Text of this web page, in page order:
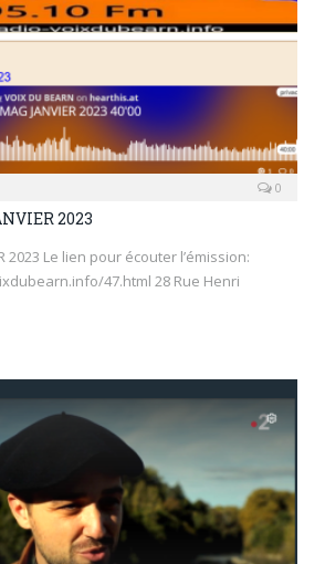
0
2023
2023 Le lien pour écouter l’émission:
47.html 28 Rue Henri